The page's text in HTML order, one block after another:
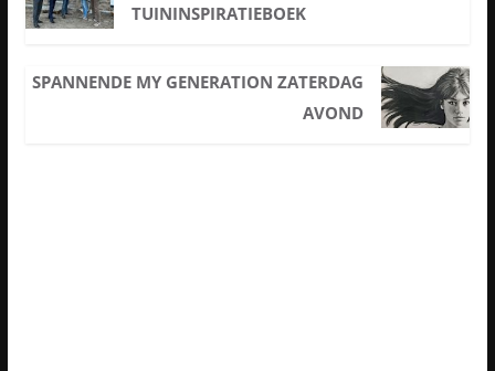
TUININSPIRATIEBOEK
SPANNENDE MY GENERATION ZATERDAG
AVOND